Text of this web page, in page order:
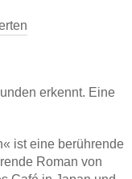
erkennt. Eine
ist eine berührende
Roman von